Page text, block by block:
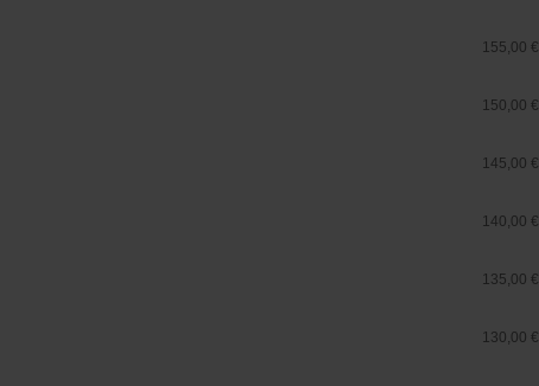
130,00 €
135,00 €
140,00 €
145,00 €
150,00 €
155,00 €